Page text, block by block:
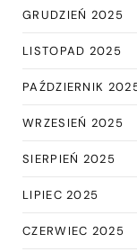
GRUDZIEŃ 2025
LISTOPAD 2025
PAŹDZIERNIK
WRZESIEŃ 2025
SIERPIEŃ 2025
LIPIEC 2025
CZERWIEC 2025